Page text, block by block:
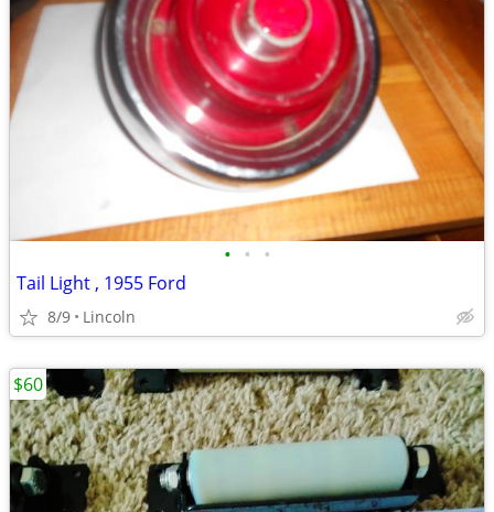
• • •
Tail Light , 1955 Ford
8/9 Lincoln
$60